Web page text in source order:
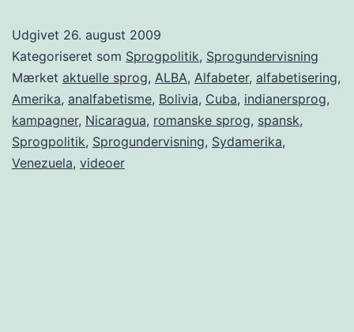
analfabetismefrit
Udgivet 26. august 2009
Kategoriseret som Sprogpolitik, Sprogundervisning
Mærket aktuelle sprog, ALBA, Alfabeter, alfabetisering,
Amerika, analfabetisme, Bolivia, Cuba, indianersprog,
kampagner, Nicaragua, romanske sprog, spansk,
Sprogpolitik, Sprogundervisning, Sydamerika,
Venezuela, videoer